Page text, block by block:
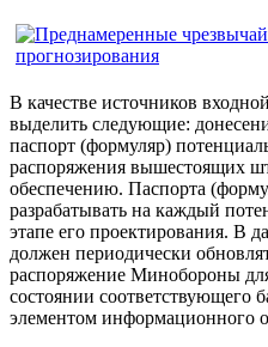
В качестве источников
выделить следующие:
паспорт (формуляр)
распоряжения вышестоящих
обеспечению. Паспорта
разрабатывать на каждый
этапе его проектирования. В
должен периодически
распоряжение Минобороны
состоянии соответствующего
элементом информационного